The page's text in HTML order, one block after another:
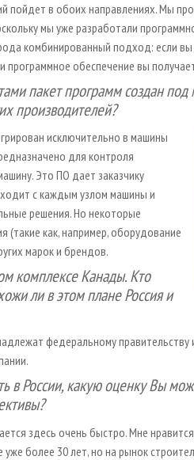
пойдет в обоих направлениях. Мы
мы уже разработали
комбинированный подход: если
программное обеспечение вы
пакет программ создан
производителей?
исключительно в машины
для контроля
Это ПО дает заказчику
с каждым узлом машины и
решения. Но некоторые
(такие как, например, оборудование
марок и брендов.
комплексе Канады. Кто
ли в этом плане Россия и
федеральному
в России, какую оценку Вы
здесь очень быстро. Мне
более 30 лет, но на рынок